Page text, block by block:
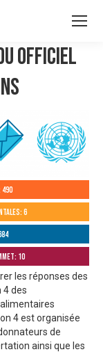
officiel
6
10
les réponses des
4 des
4 est organisée
de
ainsi que les